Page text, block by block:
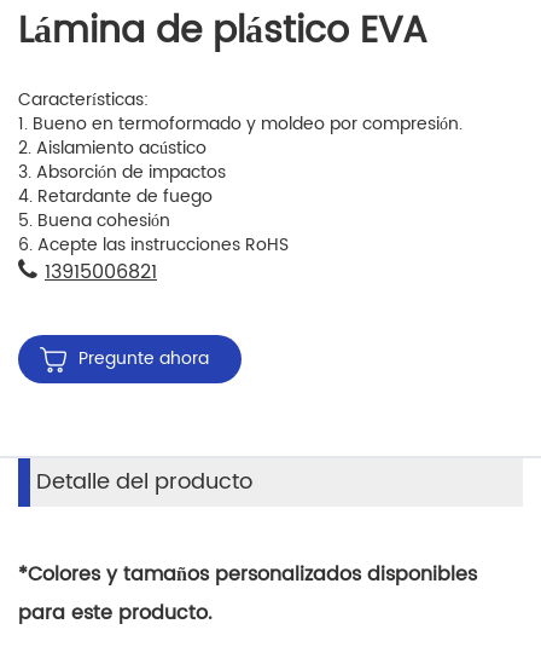
Lámina de plástico EVA
Características:
1. Bueno en termoformado y moldeo por compresión.
2. Aislamiento acústico
3. Absorción de impactos
4. Retardante de fuego
5. Buena cohesión
6. Acepte las instrucciones RoHS
13915006821
Pregunte ahora
Detalle del producto
*Colores y tamaños personalizados disponibles
para este producto.